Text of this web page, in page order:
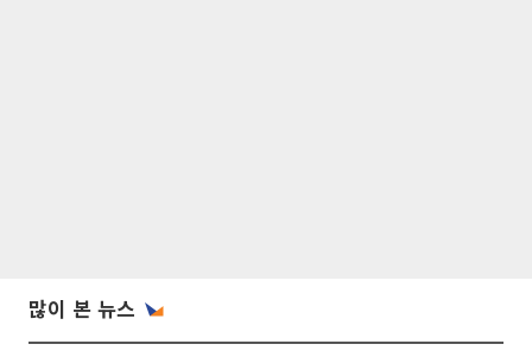
많이 본 뉴스